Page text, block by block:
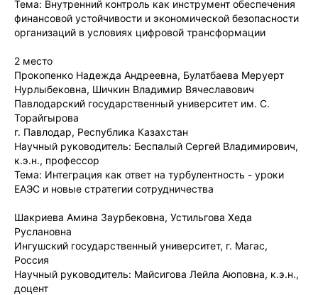
Тема: Внутренний контроль как инструмент обеспечения
финансовой устойчивости и экономической безопасности
организаций в условиях цифровой трансформации
2 место
Прокопенко Надежда Андреевна, Булатбаева Меруерт
Нурлыбековна, Шичкин Владимир Вячеславович
Павлодарский государственный университет им. С.
Торайгырова
г. Павлодар, Республика Казахстан
Научный руководитель: Беспалый Сергей Владимирович,
к.э.н., профессор
Тема: Интеграция как ответ на турбулентность - уроки
ЕАЭС и новые стратегии сотрудничества
Шакриева Амина Заурбековна, Устильгова Хеда
Руслановна
Ингушский государственный университет, г. Магас,
Россия
Научный руководитель: Майсигова Лейла Аюповна, к.э.н.,
доцент